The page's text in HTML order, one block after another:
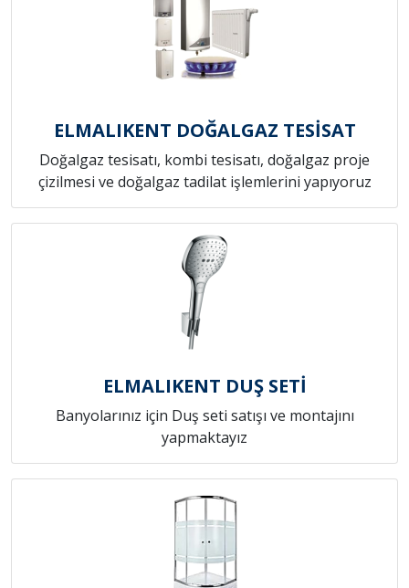
ELMALIKENT DOĞALGAZ TESİSAT
Doğalgaz tesisatı, kombi tesisatı, doğalgaz proje
çizilmesi ve doğalgaz tadilat işlemlerini yapıyoruz
ELMALIKENT DUŞ SETİ
Banyolarınız için Duş seti satışı ve montajını
yapmaktayız